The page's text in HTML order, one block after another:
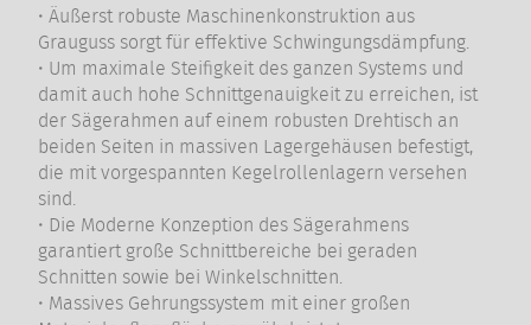
• Äußerst robuste Maschinenkonstruktion aus
Grauguss sorgt für effektive Schwingungsdämpfung.
• Um maximale Steifigkeit des ganzen Systems und
damit auch hohe Schnittgenauigkeit zu erreichen, ist
der Sägerahmen auf einem robusten Drehtisch an
beiden Seiten in massiven Lagergehäusen befestigt,
die mit vorgespannten Kegelrollenlagern versehen
sind.
• Die Moderne Konzeption des Sägerahmens
garantiert große Schnittbereiche bei geraden
Schnitten sowie bei Winkelschnitten.
• Massives Gehrungssystem mit einer großen